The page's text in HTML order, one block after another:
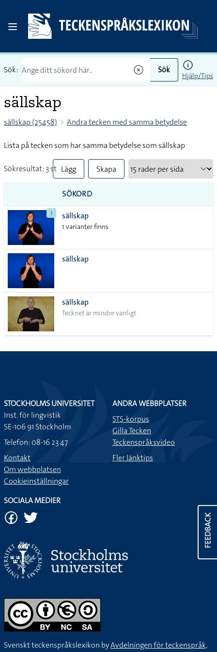
Sök: Sök
Hjälp/Tips
sällskap
sällskap (25458) Andra tecken med samma betydelse
Lista på tecken som har samma betydelse som sällskap
Sökresultat: 3 st Lägg
till
alla i
lista
Skapa
SÖKORD
1 sällskap
1 varianter finns
sällskap
sällskap
Tecknet är mindre vanligt
FEEDBACK
STOCKHOLMS UNIVERSITET
Inst. för lingvistik
SE-106 91 Stockholm
Telefon: 08-16 23 47
Kontakt
Om webbplatsen
Cookieinställningar
ANDRA WEBBPLATSER
STS-korpus
Gilla Tecken
Teckenspråksvideo
Fler länktips
SOCIALA MEDIER
Svenskt teckenspråkslexikon byAvdelningen för teckenspråk,